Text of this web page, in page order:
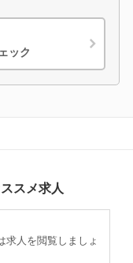
ック
スメ求人
求人を閲覧しましょ